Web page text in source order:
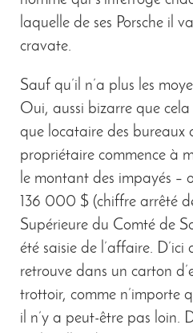
laquelle de ses Porsche il
cravate.
Sauf qu’il n’a plus les
Oui, aussi bizarre que cela
que locataire des bureaux
propriétaire commence à
le montant des impayés –
136 000 $ (chiffre arrêté
Supérieure du Comté de
été saisie de l’affaire. D’ici
retrouve dans un carton
trottoir, comme n’importe
il n’y a peut-être pas loin.